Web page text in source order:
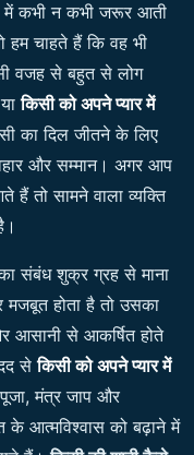
में कभी न कभी जरूर आती
चाहते हैं कि वह भी
वजह से बहुत से लोग
किसी को अपने प्यार में
का दिल जीतने के लिए
और सम्मान। अगर आप
तो सामने वाला व्यक्ति
संबंध शुक्र ग्रह से माना
होता है तो उसका
आसानी से आकर्षित होते
सेकिसी को अपने प्यार में
मंत्र जाप और
के आत्मविश्वास को बढ़ाने में